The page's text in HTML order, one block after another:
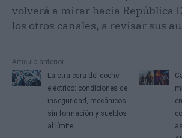
volverá a mirar hacia República
los otros canales, a revisar sus
Artículo anterior
La otra cara del coche
eléctrico: condiciones de
inseguridad, mecánicos
sin formación y sueldos
al límite